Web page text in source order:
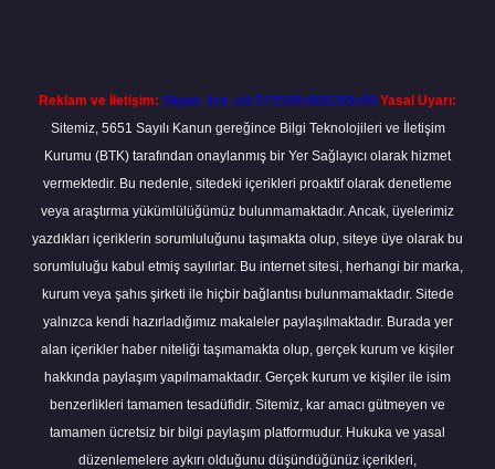
Reklam ve İletişim: Skype: live:.cid.575569c608265c69 Yasal Uyarı:
Sitemiz, 5651 Sayılı Kanun gereğince Bilgi Teknolojileri ve İletişim
Kurumu (BTK) tarafından onaylanmış bir Yer Sağlayıcı olarak hizmet
vermektedir. Bu nedenle, sitedeki içerikleri proaktif olarak denetleme
veya araştırma yükümlülüğümüz bulunmamaktadır. Ancak, üyelerimiz
yazdıkları içeriklerin sorumluluğunu taşımakta olup, siteye üye olarak bu
sorumluluğu kabul etmiş sayılırlar. Bu internet sitesi, herhangi bir marka,
kurum veya şahıs şirketi ile hiçbir bağlantısı bulunmamaktadır. Sitede
yalnızca kendi hazırladığımız makaleler paylaşılmaktadır. Burada yer
alan içerikler haber niteliği taşımamakta olup, gerçek kurum ve kişiler
hakkında paylaşım yapılmamaktadır. Gerçek kurum ve kişiler ile isim
benzerlikleri tamamen tesadüfidir. Sitemiz, kar amacı gütmeyen ve
tamamen ücretsiz bir bilgi paylaşım platformudur. Hukuka ve yasal
düzenlemelere aykırı olduğunu düşündüğünüz içerikleri,